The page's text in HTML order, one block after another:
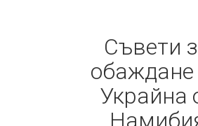
Съвети
обаждане
Украйна